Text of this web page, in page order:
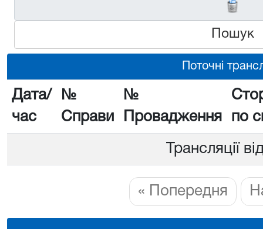
Пошук
Поточні
Дата/
час
№
Справи
№
Провадження
по
Трансляції
« Попередня